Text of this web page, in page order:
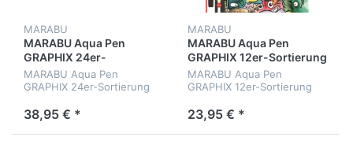
MARABU
MARABU Aqua Pen
GRAPHIX 24er-
Sortierung „Octopy“
MARABU Aqua Pen
GRAPHIX 24er-Sortierung
38,95 € *
MARABU
MARABU Aqua Pen
GRAPHIX 12er-Sortierung
„Mega Mash“
MARABU Aqua Pen
GRAPHIX 12er-Sortierung
23,95 € *